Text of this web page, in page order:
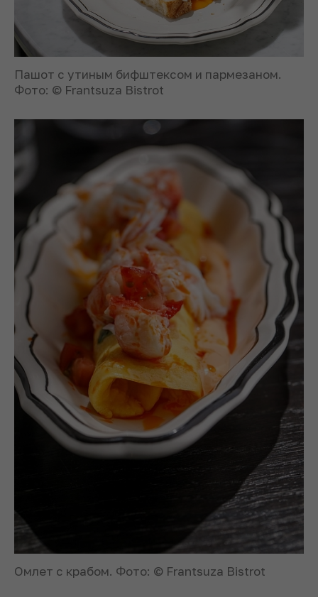
Пашот с утиным бифштексом и пармезаном.
Фото: © Frantsuza Bistrot
Омлет с крабом. Фото: © Frantsuza Bistrot